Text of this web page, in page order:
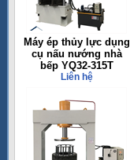
Máy ép thủy lực dụng
cụ nấu nướng nhà
bếp YQ32-315T
Liên hệ